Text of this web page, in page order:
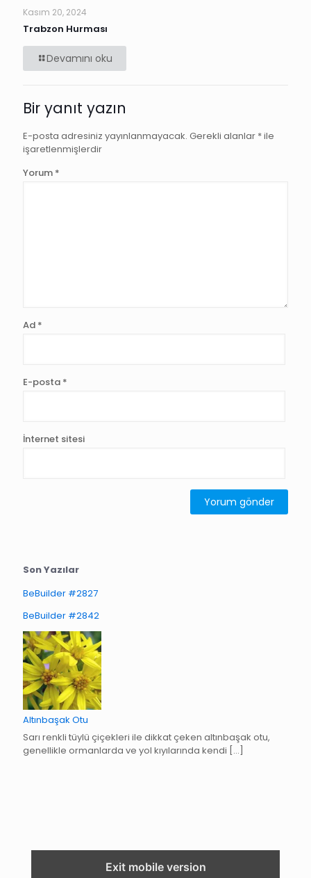
Kasım 20, 2024
Trabzon Hurması
Devamını oku
Bir yanıt yazın
E-posta adresiniz yayınlanmayacak. Gerekli alanlar *ile
işaretlenmişlerdir
Yorum *
Ad *
E-posta *
İnternet sitesi
Son Yazılar
BeBuilder #2827
BeBuilder #2842
Altınbaşak Otu
Sarı renkli tüylü çiçekleri ile dikkat çeken altınbaşak otu,
genellikle ormanlarda ve yol kıyılarında kendi […]
Exit mobile version